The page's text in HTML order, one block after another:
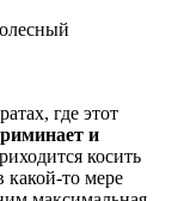
где этот
и
косить
какой-то мере